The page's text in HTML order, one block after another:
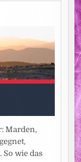
Marden,
wie das